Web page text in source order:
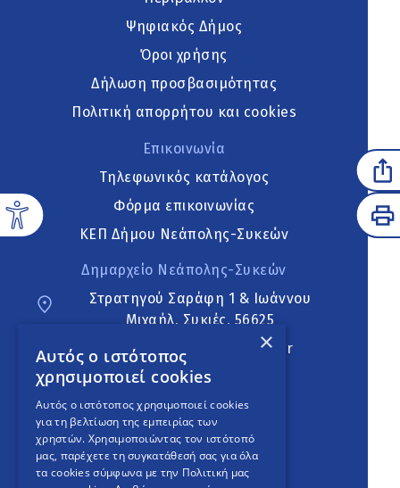
Ψηφιακός Δήμος
Όροι χρήσης
Δήλωση προσβασιμότητας
Πολιτική απορρήτου και cookies
Επικοινωνία
Τηλεφωνικός κατάλογος
Φόρμα επικοινωνίας
ΚΕΠ Δήμου Νεάπολης-Συκεών
Δημαρχείο Νεάπολης-Συκεών
Στρατηγού Σαράφη 1 & Ιωάννου
Μιχαήλ, Συκιές, 56625
neapoli.sykies@ddt.gov.gr
Ακολουθήστε
English Version
×
Αυτός ο ιστότοπος
χρησιμοποιεί cookies
Αυτός ο ιστότοπος χρησιμοποιεί cookies
για τη βελτίωση της εμπειρίας των
χρηστών. Χρησιμοποιώντας τον ιστότοπό
μας, παρέχετε τη συγκατάθεσή σας για όλα
τα cookies σύμφωνα με την Πολιτική μας